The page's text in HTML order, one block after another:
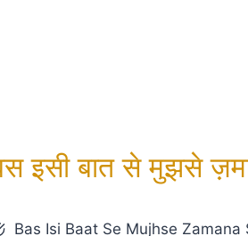
इसी बात से मुझसे
Bas Isi Baat Se Mujhse Zamana